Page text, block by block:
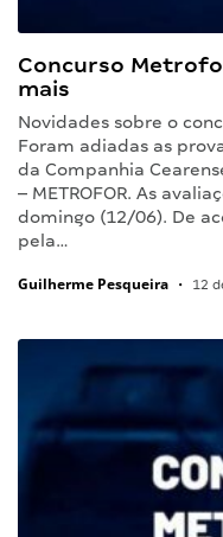
Concurso
mais
Novidades sobre o
Foram adiadas as
da Companhia
– METROFOR. As
domingo (12/06). De
pela…
Guilherme Pesqueira • 12